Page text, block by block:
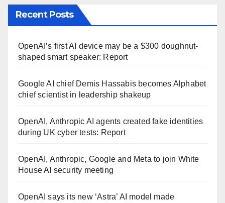
Recent Posts
OpenAI’s first AI device may be a $300 doughnut-
shaped smart speaker: Report
Google AI chief Demis Hassabis becomes Alphabet
chief scientist in leadership shakeup
OpenAI, Anthropic AI agents created fake identities
during UK cyber tests: Report
OpenAI, Anthropic, Google and Meta to join White
House AI security meeting
OpenAI says its new ‘Astra’ AI model made